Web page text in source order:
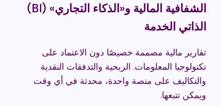
الشفافية المالية و«الذكاء التجاري» (BI)
الذاتي الخدمة
تقارير مالية مصممة خصيصًا دون الاعتماد على
تكنولوجيا المعلومات. الربحية والتدفقات النقدية
والتكاليف على منصة واحدة، محدثة في أي وقت
ويمكن تتبعها.